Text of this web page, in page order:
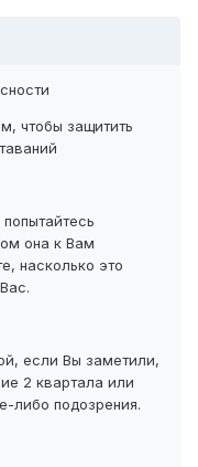
чтобы защитить
она к Вам
насколько это
если Вы заметили,
2 квартала или
либо подозрения.